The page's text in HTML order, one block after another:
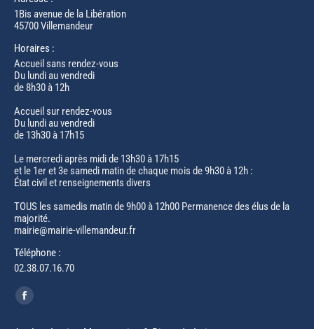
1Bis avenue de la Libération
45700 Villemandeur
Horaires :
Accueil sans rendez-vous
Du lundi au vendredi
de 8h30 à 12h
Accueil sur rendez-vous
Du lundi au vendredi
de 13h30 à 17h15
Le mercredi après midi de 13h30 à 17h15
et le 1er et 3e samedi matin de chaque mois de 9h30 à 12h :
État civil et renseignements divers
TOUS les samedis matin de 9h00 à 12h00 Permanence des élus de la
majorité.
mairie@mairie-villemandeur.fr
Téléphone :
02.38.07.16.70
Trouvez nous sur :
Facebook